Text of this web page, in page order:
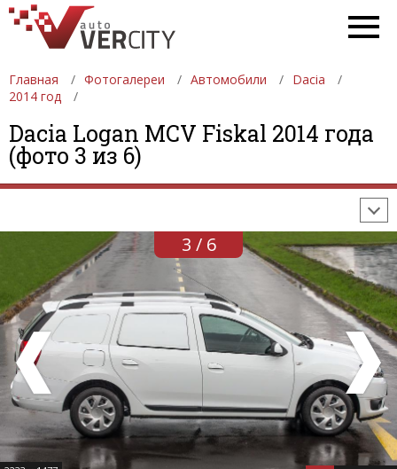
Главная Фотогалереи Автомобили
Dacia
2014 год
Dacia Logan MCV Fiskal 2014 года
(фото 3 из 6)
ФОТОГАЛЕРЕИ АВТОМОБИЛИ
ДЕВУШКИ
АВТОСАЛОНЫ
ФОРМУЛА-1
3 / 6